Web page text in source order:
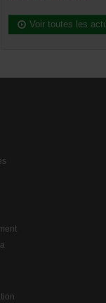
Voir toutes les